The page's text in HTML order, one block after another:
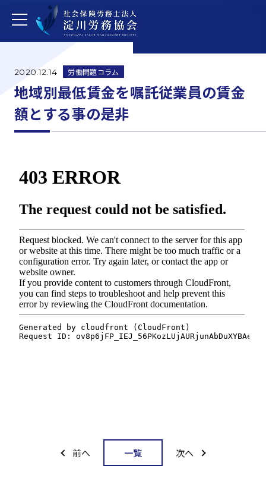
2020.12.14 労働問題コラム
地域別最低賃金を嘱託従業員の賃金
額とする事の是非
前へ 一覧 次へ